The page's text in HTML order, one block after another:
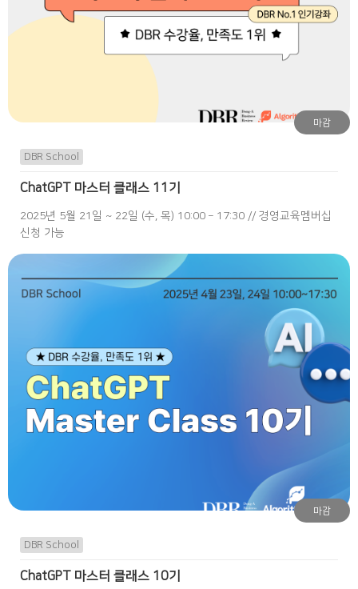
마감
DBR School
ChatGPT 마스터 클래스 11기
2025년 5월 21일 ~ 22일 (수, 목) 10:00 – 17:30 // 경영교육멤버십
신청 가능
마감
DBR School
ChatGPT 마스터 클래스 10기